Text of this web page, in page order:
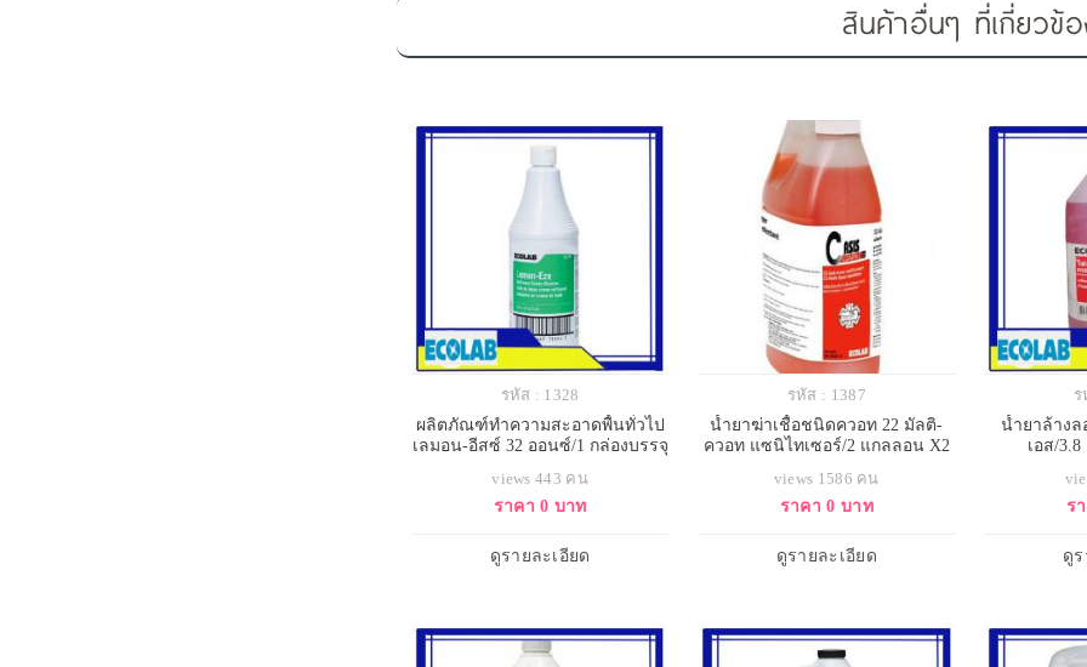
สินค้าอื่นๆ ที่เกี่ยวข้
รหัส : 1328
ผลิตภัณฑ์ทำความสะอาดพื้นทั่วไป
เลมอน-อีสซ์ 32 ออนซ์/1 กล่องบรรจุ
views 443 คน
ราคา 0 บาท
ดูรายละเอียด
รหัส : 1387
น้ำยาฆ่าเชื้อชนิดควอท 22 มัลติ-
ควอท แซนิไทเซอร์/2 แกลลอน X2
views 1586 คน
ราคา 0 บาท
ดูรายละเอียด
ร
น้ำยาล้าง
เอส/
ร
ดูร